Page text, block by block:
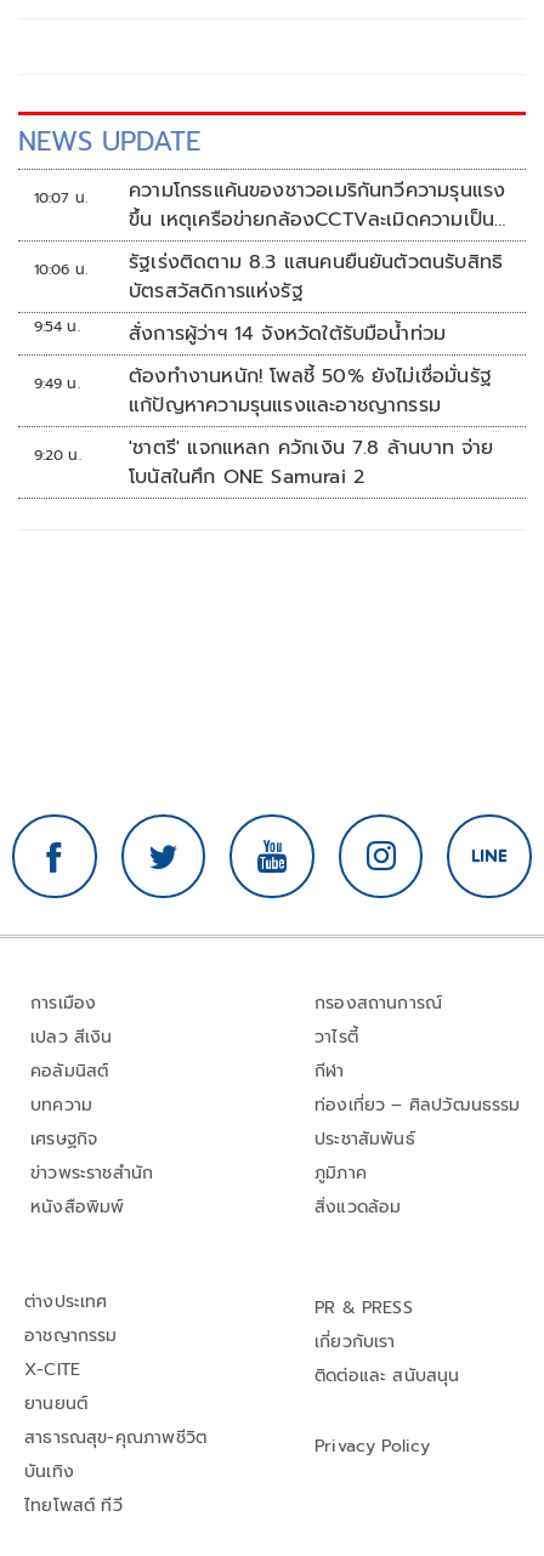
NEWS UPDATE
10:07 น.
ความโกรธแค้นของชาวอเมริกันทวีความรุนแรง
ขึ้น เหตุเครือข่ายกล้องCCTVละเมิดความเป็น
ส่วนตัว
10:06 น.
รัฐเร่งติดตาม 8.3 แสนคนยืนยันตัวตนรับสิทธิ
บัตรสวัสดิการแห่งรัฐ
9:54 น. สั่งการผู้ว่าฯ 14 จังหวัดใต้รับมือน้ำท่วม
9:49 น.
ต้องทำงานหนัก! โพลชี้ 50% ยังไม่เชื่อมั่นรัฐ
แก้ปัญหาความรุนแรงและอาชญากรรม
9:20 น.
'ชาตรี' แจกแหลก ควักเงิน 7.8 ล้านบาท จ่าย
โบนัสในศึก ONE Samurai 2
การเมือง
เปลว สีเงิน
คอลัมนิสต์
บทความ
เศรษฐกิจ
ข่าวพระราชสำนัก
หนังสือพิมพ์
กรองสถานการณ์
วาไรตี้
กีฬา
ท่องเที่ยว – ศิลปวัฒนธรรม
ประชาสัมพันธ์
ภูมิภาค
สิ่งแวดล้อม
ต่างประเทศ
อาชญากรรม
X-CITE
ยานยนต์
สาธารณสุข-คุณภาพชีวิต
บันเทิง
ไทยโพสต์ ทีวี
PR & PRESS
เกี่ยวกับเรา
ติดต่อและ สนับสนุน
Privacy Policy